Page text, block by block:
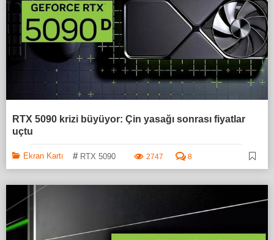
RTX 5090 krizi büyüyor: Çin yasağı sonrası fiyatlar
uçtu
Ekran Kartı # RTX 5090 2747 8